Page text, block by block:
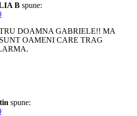
B spune:
DOAMNA GABRIELE!! MA
OAMENI CARE TRAG
spune: